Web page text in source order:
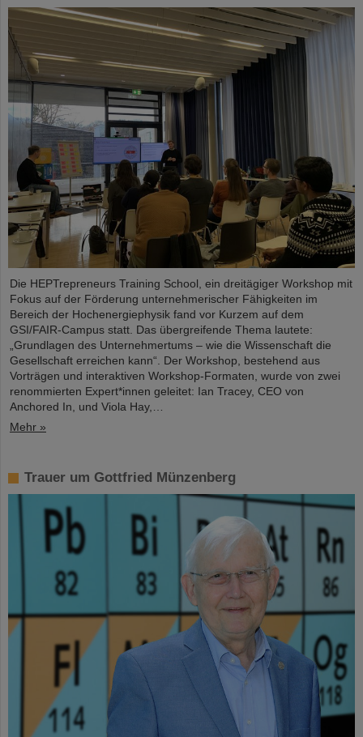
Die HEPTrepreneurs Training School, ein dreitägiger Workshop mit
Fokus auf der Förderung unternehmerischer Fähigkeiten im
Bereich der Hochenergiephysik fand vor Kurzem auf dem
GSI/FAIR-Campus statt. Das übergreifende Thema lautete:
„Grundlagen des Unternehmertums – wie die Wissenschaft die
Gesellschaft erreichen kann“. Der Workshop, bestehend aus
Vorträgen und interaktiven Workshop-Formaten, wurde von zwei
renommierten Expert*innen geleitet: Ian Tracey, CEO von
Anchored In, und Viola Hay,…
Mehr »
Trauer um Gottfried Münzenberg